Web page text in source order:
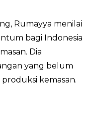
Rumayya menilai
bagi Indonesia
Dia
yang belum
kemasan.